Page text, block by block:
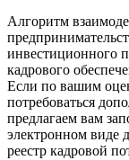
Алгоритм
инвестиционного
кадрового
Если по вашим
потребоваться
предлагаем вам
электронном виде
реестр кадровой